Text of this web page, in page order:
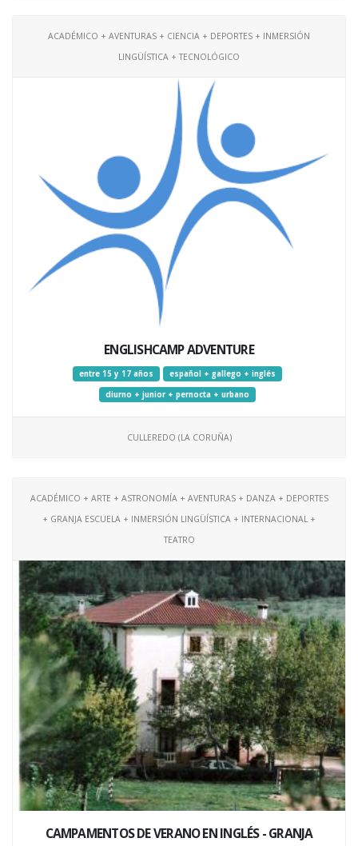
ACADÉMICO + AVENTURAS + CIENCIA + DEPORTES + INMERSIÓN
LINGÜÍSTICA + TECNOLÓGICO
ENGLISHCAMP ADVENTURE
entre 15 y 17 años
español + gallego + inglés
diurno + junior + pernocta + urbano
CULLEREDO (LA CORUÑA)
ACADÉMICO + ARTE + ASTRONOMÍA + AVENTURAS + DANZA + DEPORTES
+ GRANJA ESCUELA + INMERSIÓN LINGÜÍSTICA + INTERNACIONAL +
TEATRO
CAMPAMENTOS DE VERANO EN INGLÉS - GRANJA